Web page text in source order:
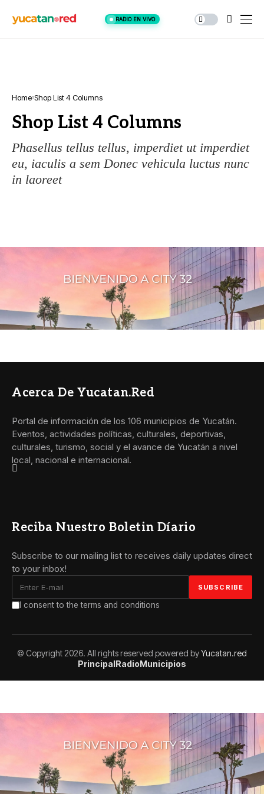
RADIO EN VIVO
Home Shop List 4 Columns
Shop List 4 Columns
Phasellus tellus tellus, imperdiet ut imperdiet
eu, iaculis a sem Donec vehicula luctus nunc
in laoreet
Acerca De Yucatan.red
Portal de información de los 106 municipios de Yucatán.
Eventos, actividades políticas, culturales, deportivas,
culturales, turismo, social y el avance de Yucatán a nivel
local, nacional e internacional.
Reciba Nuestro Boletin Díario
Subscribe to our mailing list to receives daily updates direct
to your inbox!
I consent to the terms and conditions
© Copyright 2026. All rights reserved powered byYucatan.red
PrincipalRadioMunicipios